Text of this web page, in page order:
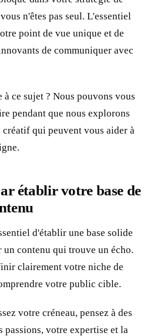
n'êtes pas seul. L'essentiel
point de vue unique et de
de communiquer avec
ce sujet ? Nous pouvons vous
pendant que nous explorons
créatif qui peuvent vous aider à
établir votre base de
d'établir une base solide
contenu qui trouve un écho.
clairement votre niche de
votre public cible.
votre créneau, pensez à des
passions, votre expertise et la